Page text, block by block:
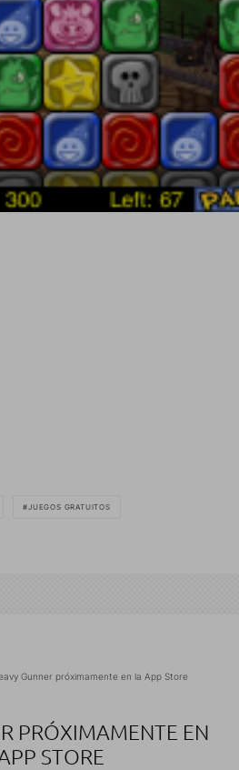
JUEGOS GRATUITOS
Gunner próximamente en la App Store
PRÓXIMAMENTE EN
STORE